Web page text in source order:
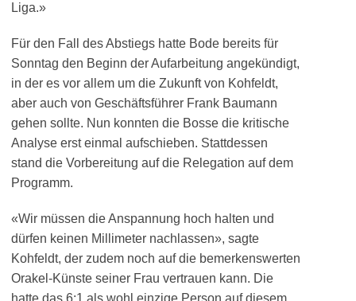
Liga.»
Für den Fall des Abstiegs hatte Bode bereits für
Sonntag den Beginn der Aufarbeitung angekündigt,
in der es vor allem um die Zukunft von Kohfeldt,
aber auch von Geschäftsführer Frank Baumann
gehen sollte. Nun konnten die Bosse die kritische
Analyse erst einmal aufschieben. Stattdessen
stand die Vorbereitung auf die Relegation auf dem
Programm.
«Wir müssen die Anspannung hoch halten und
dürfen keinen Millimeter nachlassen», sagte
Kohfeldt, der zudem noch auf die bemerkenswerten
Orakel-Künste seiner Frau vertrauen kann. Die
hatte das 6:1 als wohl einzige Person auf diesem